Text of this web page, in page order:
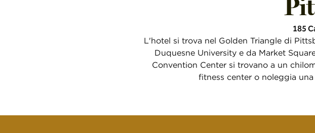
185
L'hotel si trova nel Golden Triangle di
Duquesne University e da Market
Convention Center si trovano a un
fitness center o noleggia